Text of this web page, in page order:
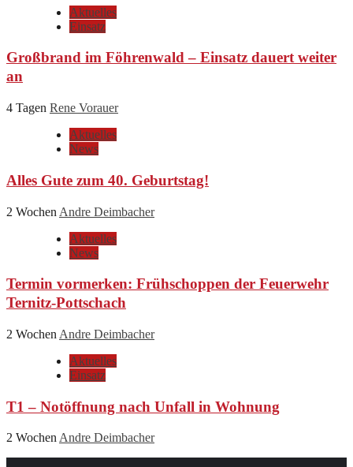
Aktuelles
Einsatz
Großbrand im Föhrenwald – Einsatz dauert weiter
an
4 Tagen Rene Vorauer
Aktuelles
News
Alles Gute zum 40. Geburtstag!
2 Wochen Andre Deimbacher
Aktuelles
News
Termin vormerken: Frühschoppen der Feuerwehr
Ternitz-Pottschach
2 Wochen Andre Deimbacher
Aktuelles
Einsatz
T1 – Notöffnung nach Unfall in Wohnung
2 WochenAndre Deimbacher